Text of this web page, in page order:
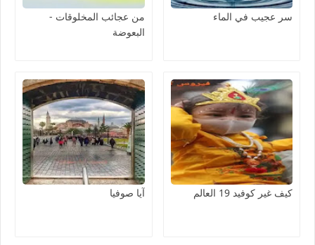
سر عجيب في الماء
من عجائب المخلوقات -
البعوضة
كيف غير كوفيد 19 العالم آيا صوفيا